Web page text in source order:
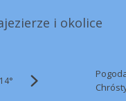
i okolice
14°